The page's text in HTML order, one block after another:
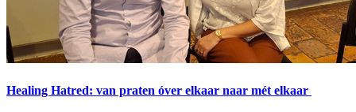
Healing Hatred: van praten óver elkaar naar mét elkaar